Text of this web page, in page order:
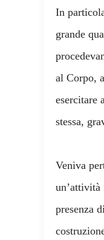
In
grande
al Corpo,
esercitare
stessa,
Veniva
presenza